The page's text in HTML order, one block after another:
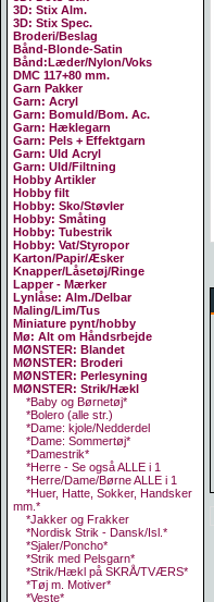
3D: Stix Alm.
3D: Stix Spec.
Broderi/Beslag
Bånd-Blonde-Satin
Bånd:Læder/Nylon/Voks
DMC 117+80 mm.
Garn Pakker
Garn: Acryl
Garn: Bomuld/Bom. Ac.
Garn: Hæklegarn
Garn: Pels + Effektgarn
Garn: Uld Acryl
Garn: Uld/Filtning
Hobby Artikler
Hobby filt
Hobby: Sko/Støvler
Hobby: Småting
Hobby: Tubestrik
Hobby: Vat/Styropor
Karton/Papir/Æsker
Knapper/Låsetøj/Ringe
Lapper - Mærker
Lynlåse: Alm./Delbar
Maling/Lim/Tus
Miniature pynt/hobby
Mø: Alt om Håndsrbejde
MØNSTER: Blandet
MØNSTER: Broderi
MØNSTER: Perlesyning
MØNSTER: Strik/Hækl
*Baby og Børnetøj*
*Bolero (alle str.)
*Dame: kjole/Nedderdel
*Dame: Sommertøj*
*Damestrik*
*Herre - Se også ALLE i 1
*Herre/Dame/Børne ALLE i 1
*Huer, Hatte, Sokker, Handsker
mm.*
*Jakker og Frakker
*Nordisk Strik - Dansk/Isl.*
*Sjaler/Poncho*
*Strik med Pelsgarn*
*Strik/Hækl på SKRÅ/TVÆRS*
*Tøj m. Motiver*
*Veste*